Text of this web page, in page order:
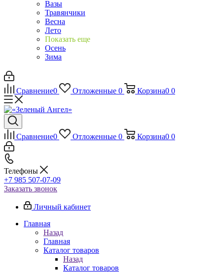
Вазы
Травянчики
Весна
Лето
Показать еще
Осень
Зима
Сравнение0 Отложенные 0 Корзина0 0
Сравнение0 Отложенные 0 Корзина0 0
Телефоны
+7 985 507-07-09
Заказать звонок
Личный кабинет
Главная
Назад
Главная
Каталог товаров
Назад
Каталог товаров